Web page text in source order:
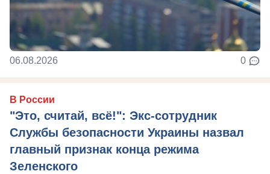
06.08.2026 0
В России
"Это, считай, всё!": Экс-сотрудник
Службы безопасности Украины назвал
главный признак конца режима
Зеленского